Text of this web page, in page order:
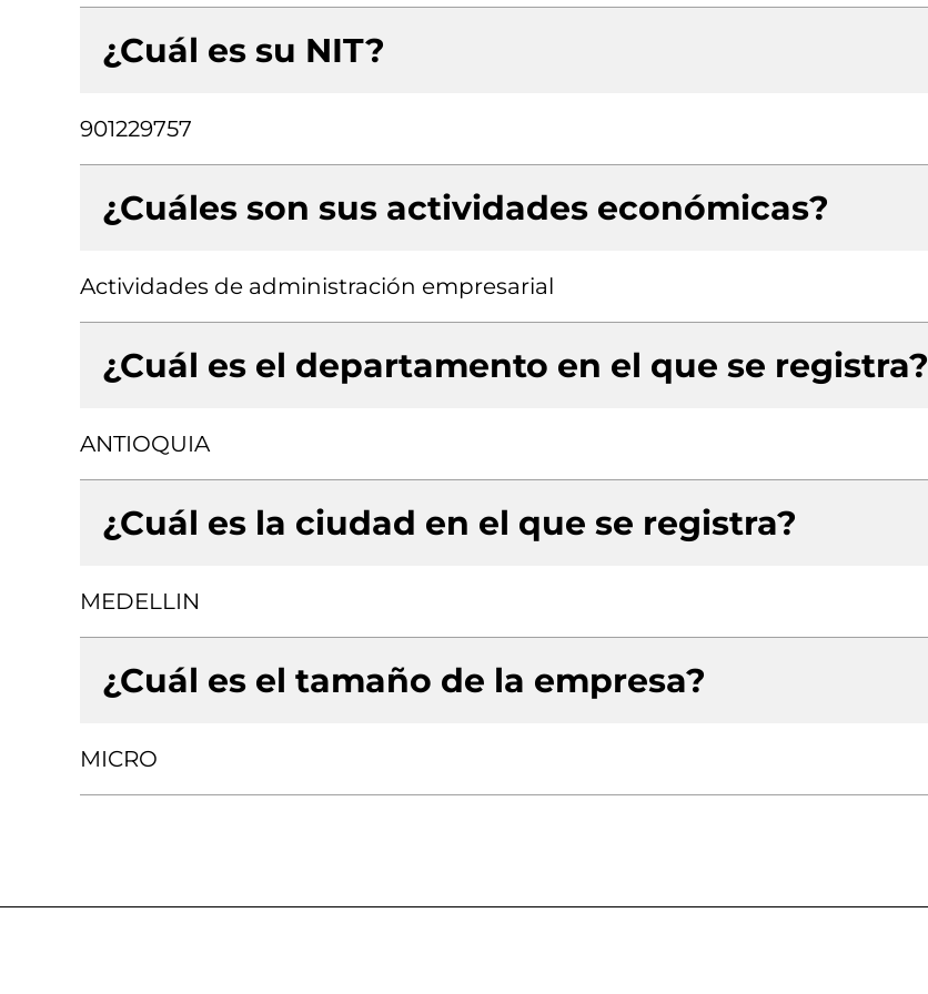
¿Cuál es su NIT?
901229757
¿Cuáles son sus actividades económicas?
Actividades de administración empresarial
¿Cuál es el departamento en el que se registra?
ANTIOQUIA
¿Cuál es la ciudad en el que se registra?
MEDELLIN
¿Cuál es el tamaño de la empresa?
MICRO